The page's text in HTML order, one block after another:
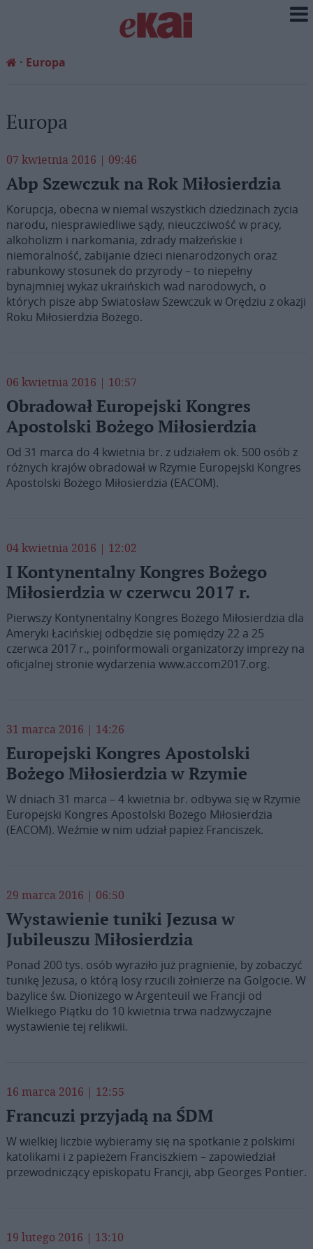
Europa
Europa
07 kwietnia 2016 | 09:46
Abp Szewczuk na Rok Miłosierdzia
Korupcja, obecna w niemal wszystkich dziedzinach życia
narodu, niesprawiedliwe sądy, nieuczciwość w pracy,
alkoholizm i narkomania, zdrady małżeńskie i
niemoralność, zabijanie dzieci nienarodzonych oraz
rabunkowy stosunek do przyrody – to niepełny
bynajmniej wykaz ukraińskich wad narodowych, o
których pisze abp Swiatosław Szewczuk w Orędziu z okazji
Roku Miłosierdzia Bożego.
06 kwietnia 2016 | 10:57
Obradował Europejski Kongres
Apostolski Bożego Miłosierdzia
Od 31 marca do 4 kwietnia br. z udziałem ok. 500 osób z
różnych krajów obradował w Rzymie Europejski Kongres
Apostolski Bożego Miłosierdzia (EACOM).
04 kwietnia 2016 | 12:02
I Kontynentalny Kongres Bożego
Miłosierdzia w czerwcu 2017 r.
Pierwszy Kontynentalny Kongres Bożego Miłosierdzia dla
Ameryki Łacińskiej odbędzie się pomiędzy 22 a 25
czerwca 2017 r., poinformowali organizatorzy imprezy na
oficjalnej stronie wydarzenia www.accom2017.org.
31 marca 2016 | 14:26
Europejski Kongres Apostolski
Bożego Miłosierdzia w Rzymie
W dniach 31 marca – 4 kwietnia br. odbywa się w Rzymie
Europejski Kongres Apostolski Bożego Miłosierdzia
(EACOM). Weźmie w nim udział papież Franciszek.
29 marca 2016 | 06:50
Wystawienie tuniki Jezusa w
Jubileuszu Miłosierdzia
Ponad 200 tys. osób wyraziło już pragnienie, by zobaczyć
tunikę Jezusa, o którą losy rzucili żołnierze na Golgocie. W
bazylice św. Dionizego w Argenteuil we Francji od
Wielkiego Piątku do 10 kwietnia trwa nadzwyczajne
wystawienie tej relikwii.
16 marca 2016 | 12:55
Francuzi przyjadą na ŚDM
W wielkiej liczbie wybieramy się na spotkanie z polskimi
katolikami i z papieżem Franciszkiem – zapowiedział
przewodniczący episkopatu Francji, abp Georges Pontier.
19 lutego 2016 | 13:10